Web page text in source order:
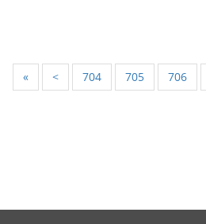
« < 704 705 706